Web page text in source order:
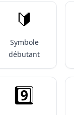
🔰
Symbole
débutant
9️⃣